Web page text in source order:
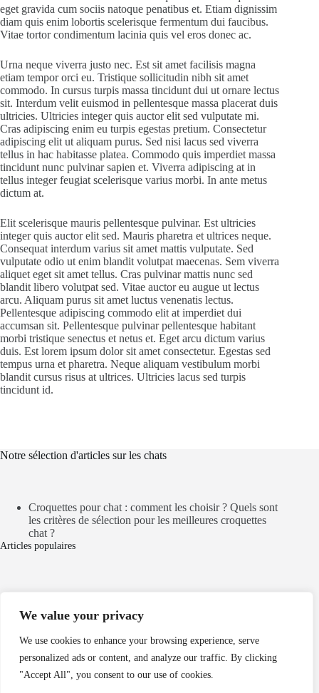
We value your privacy
We use cookies to enhance your browsing experience, serve
personalized ads or content, and analyze our traffic. By clicking
"Accept All", you consent to our use of cookies.
eget gravida cum sociis natoque penatibus et. Etiam dignissim
diam quis enim lobortis scelerisque fermentum dui faucibus.
Vitae tortor condimentum lacinia quis vel eros donec ac.
Urna neque viverra justo nec. Est sit amet facilisis magna
etiam tempor orci eu. Tristique sollicitudin nibh sit amet
commodo. In cursus turpis massa tincidunt dui ut ornare lectus
sit. Interdum velit euismod in pellentesque massa placerat duis
ultricies. Ultricies integer quis auctor elit sed vulputate mi.
Cras adipiscing enim eu turpis egestas pretium. Consectetur
adipiscing elit ut aliquam purus. Sed nisi lacus sed viverra
tellus in hac habitasse platea. Commodo quis imperdiet massa
tincidunt nunc pulvinar sapien et. Viverra adipiscing at in
tellus integer feugiat scelerisque varius morbi. In ante metus
dictum at.
Elit scelerisque mauris pellentesque pulvinar. Est ultricies
integer quis auctor elit sed. Mauris pharetra et ultrices neque.
Consequat interdum varius sit amet mattis vulputate. Sed
vulputate odio ut enim blandit volutpat maecenas. Sem viverra
aliquet eget sit amet tellus. Cras pulvinar mattis nunc sed
blandit libero volutpat sed. Vitae auctor eu augue ut lectus
arcu. Aliquam purus sit amet luctus venenatis lectus.
Pellentesque adipiscing commodo elit at imperdiet dui
accumsan sit. Pellentesque pulvinar pellentesque habitant
morbi tristique senectus et netus et. Eget arcu dictum varius
duis. Est lorem ipsum dolor sit amet consectetur. Egestas sed
tempus urna et pharetra. Neque aliquam vestibulum morbi
blandit cursus risus at ultrices. Ultricies lacus sed turpis
tincidunt id.
Notre sélection d'articles sur les chats
Croquettes pour chat : comment les choisir ? Quels sont
les critères de sélection pour les meilleures croquettes
chat ?
Articles populaires
Politique de cookies
Nos partenaires
dordogne chalet